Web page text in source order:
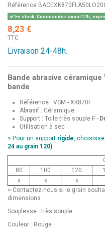
Référence
En stock. Commandez avant 12h,
8,23 €
TTC
Livraison 24-48h.
Bande abrasive
bande
Référence : VSM - XK870F
Abrasif : Céramique
Support : Toile très souple F -
Utilisation à sec
> Pour un support rigide ,
24 au grain 120)
80
100 120
x
x x
> Contactez-nous si le grain
dimensions
Souplesse : très souple
Couleur : Rouge